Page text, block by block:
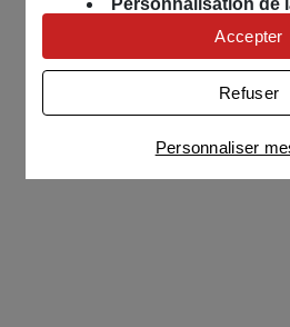
nous servons de cookies
contenus et personnaliser
Univers publicitaire:
nos partenaires des
publicités personnalisées
Connaître notre politique
partenaires
Personnaliser
Refuser
Accepter